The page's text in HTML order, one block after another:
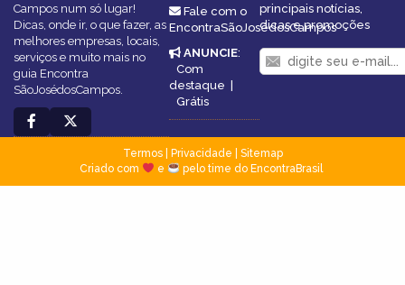
Campos num só lugar!
Dicas, onde ir, o que fazer, as
melhores empresas, locais,
serviços e muito mais no
guia Encontra
SãoJosédosCampos.
Fale com o
EncontraSãoJosédosCampos
ANUNCIE:
Com
destaque |
Grátis
principais notícias,
dicas e promoções
Termos| Privacidade
Sitemap
Criado com
e pelo time do EncontraBrasil